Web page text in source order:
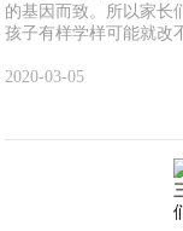
的基因而致。所以家长
孩子有样学样可能就改
2020-03-05